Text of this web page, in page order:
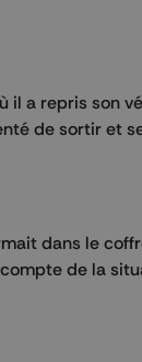
il a repris son
de sortir et
dans le
de la